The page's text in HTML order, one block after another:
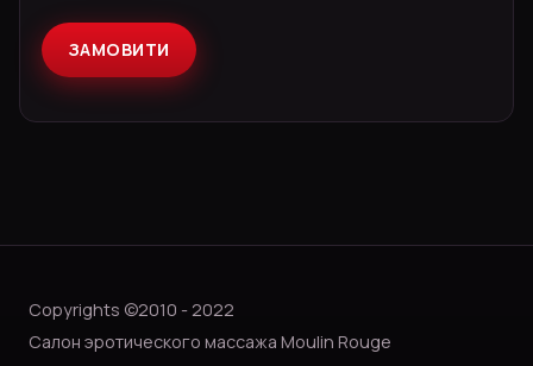
ЗАМОВИТИ
Copyrights ©2010 - 2022
Салон эротического массажа Moulin Rouge